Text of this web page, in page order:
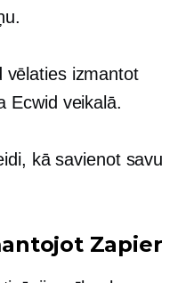
vēlaties izmantot
Ecwid veikalā.
kā savienot savu
Zapier